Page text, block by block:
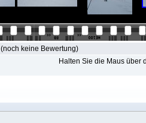
(noch keine Bewertung)
Halten Sie die Maus über